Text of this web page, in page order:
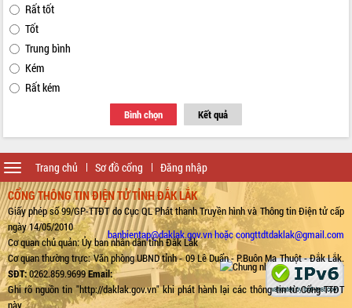
Rất tốt
Tốt
Trung bình
Kém
Rất kém
Bình chọn Kết quả
Trang chủ Sơ đồ cổng Đăng nhập
Toggle
navigation
CỔNG THÔNG TIN ĐIỆN TỬ TỈNH ĐẮK LẮK
Giấy phép số 99/GP-TTĐT do Cục QL Phát thanh Truyền hình và Thông tin Điện tử cấp
ngày 14/05/2010
Cơ quan chủ quản: Ủy ban nhân dân tỉnh Đắk Lắk
Cơ quan thường trực: Văn phòng UBND tỉnh - 09 Lê Duẩn - P.Buôn Ma Thuột - Đắk Lắk.
SĐT:0262.859.9699Email:
banbientap@daklak.gov.vn hoặc congttdtdaklak@gmail.com
Ghi rõ nguồn tin "http://daklak.gov.vn" khi phát hành lại các thông tin từ Cổng TTĐT
này